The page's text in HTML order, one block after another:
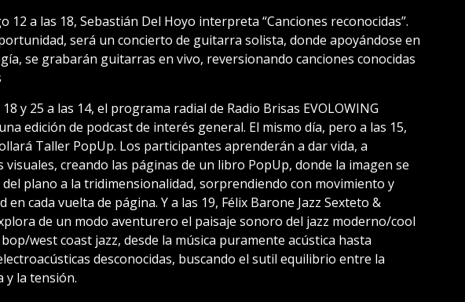
12 a las 18, Sebastián Del Hoyo interpreta “Canciones reconocidas”.
será un concierto de guitarra solista, donde apoyándose en
se grabarán guitarras en vivo, reversionando canciones conocidas
y 25 a las 14, el programa radial de Radio Brisas EVOLOWING
edición de podcast de interés general. El mismo día, pero a las 15,
Taller PopUp. Los participantes aprenderán a dar vida, a
visuales, creando las páginas de un libro PopUp, donde la imagen se
plano a la tridimensionalidad, sorprendiendo con movimiento y
en cada vuelta de página. Y a las 19, Félix Barone Jazz Sexteto &
de un modo aventurero el paisaje sonoro del jazz moderno/cool
west coast jazz, desde la música puramente acústica hasta
desconocidas, buscando el sutil equilibrio entre la
y la tensión.